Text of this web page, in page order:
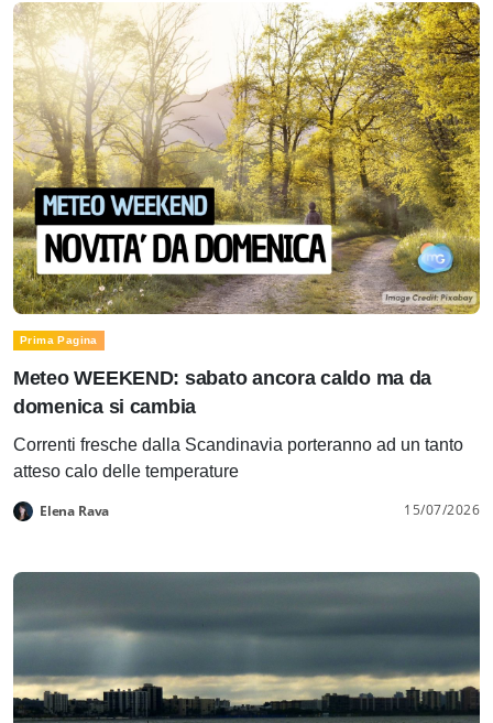
Prima Pagina
Meteo WEEKEND: sabato ancora caldo ma da
domenica si cambia
Correnti fresche dalla Scandinavia porteranno ad un tanto
atteso calo delle temperature
Elena Rava 15/07/2026